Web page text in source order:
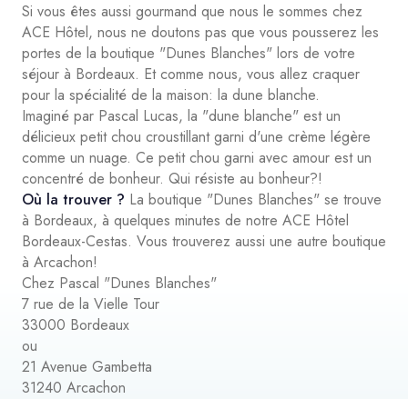
Si vous êtes aussi gourmand que nous le sommes chez
ACE Hôtel, nous ne doutons pas que vous pousserez les
portes de la boutique "Dunes Blanches" lors de votre
séjour à Bordeaux. Et comme nous, vous allez craquer
pour la spécialité de la maison: la dune blanche.
Imaginé par Pascal Lucas, la "dune blanche" est un
délicieux petit chou croustillant garni d'une crème légère
comme un nuage. Ce petit chou garni avec amour est un
concentré de bonheur. Qui résiste au bonheur?!
Où la trouver ? La boutique "Dunes Blanches" se trouve
à Bordeaux, à quelques minutes de notre ACE Hôtel
Bordeaux-Cestas. Vous trouverez aussi une autre boutique
à Arcachon!
Chez Pascal "Dunes Blanches"
7 rue de la Vielle Tour
33000 Bordeaux
ou
21 Avenue Gambetta
31240 Arcachon